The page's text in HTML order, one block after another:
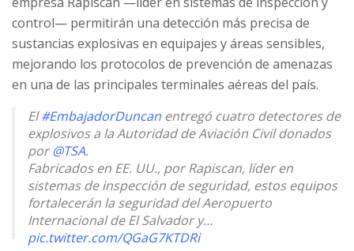
control— permitirán una detección más precisa de
sustancias explosivas en equipajes y áreas sensibles,
mejorando los protocolos de prevención de amenazas
en una de las principales terminales aéreas del país.
El#EmbajadorDuncan entregó cuatro detectores de
explosivos a la Autoridad de Aviación Civil donados
por@TSA.
Fabricados en EE. UU., por Rapiscan, líder en
sistemas de inspección de seguridad, estos equipos
fortalecerán la seguridad del Aeropuerto
Internacional de El Salvador y…
pic.twitter.com/QGaG7KTDRi